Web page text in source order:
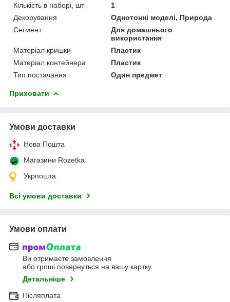
Кількість в наборі, шт
1
Декорування
Однотонні моделі, Природа
Сегмент
Для домашнього
використання
Матеріал кришки
Пластик
Матеріал контейнера
Пластик
Тип постачання
Один предмет
Приховати
Умови доставки
Нова Пошта
Магазини Rozetka
Укрпошта
Всі умови доставки
Умови оплати
Ви отримаєте замовлення
або гроші повернуться на вашу картку
Детальніше
Післяплата